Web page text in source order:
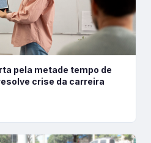
pela metade tempo de
crise da carreira